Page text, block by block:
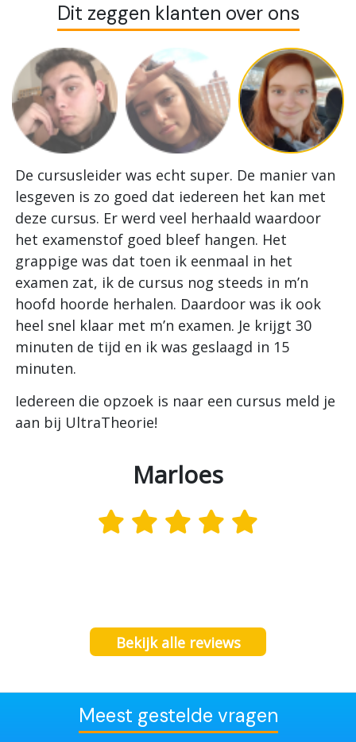
Dit zeggen klanten over ons
De cursusleider was echt super. De manier van
lesgeven is zo goed dat iedereen het kan met
deze cursus. Er werd veel herhaald waardoor
het examenstof goed bleef hangen. Het
grappige was dat toen ik eenmaal in het
examen zat, ik de cursus nog steeds in m’n
hoofd hoorde herhalen. Daardoor was ik ook
heel snel klaar met m’n examen. Je krijgt 30
minuten de tijd en ik was geslaagd in 15
minuten.
Iedereen die opzoek is naar een cursus meld je
aan bij UltraTheorie!
Marloes
Bekijk alle reviews
Meest gestelde vragen